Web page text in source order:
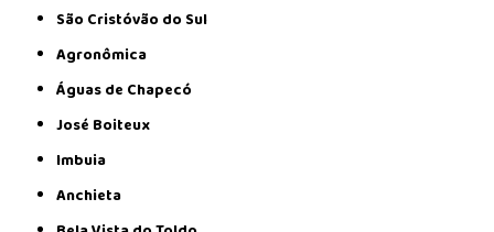
São Cristóvão do Sul
Agronômica
Águas de Chapecó
José Boiteux
Imbuia
Anchieta